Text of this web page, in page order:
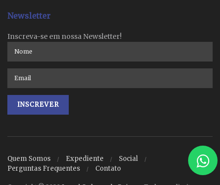
Newsletter
Inscreva-se em nossa Newsletter!
Quem Somos Expediente
Social
Perguntas Frequentes
Contato